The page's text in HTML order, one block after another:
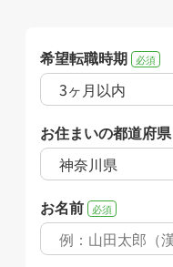
希望転職時期 必須
お住まいの都道府県
お名前 必須